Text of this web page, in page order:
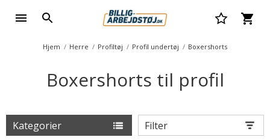
Hjem Herre Profiltøj Profil undertøj Boxershorts
Boxershorts til profil
Kategorier Filter